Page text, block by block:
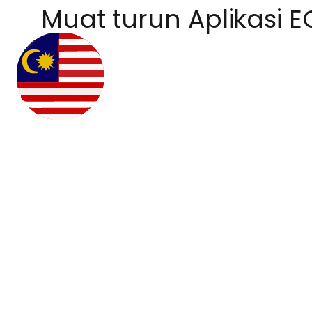
Muat turun Aplikasi